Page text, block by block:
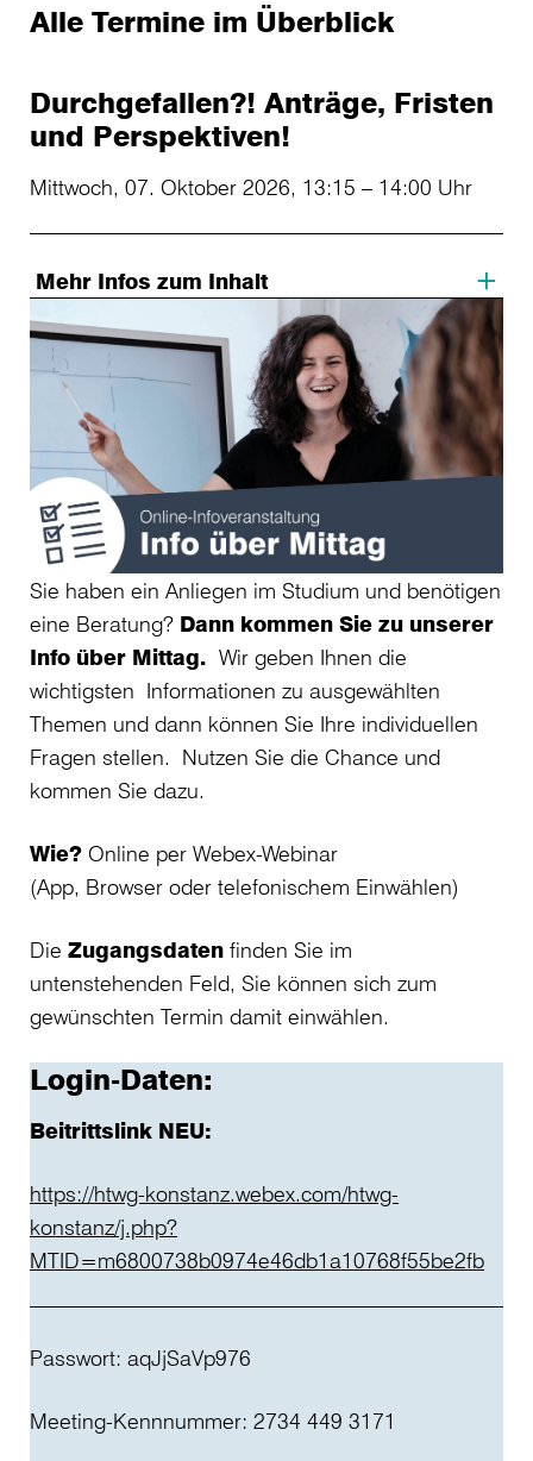
Alle Termine im Überblick
Durchgefallen?! Anträge, Fristen
und Perspektiven!
Mittwoch, 07. Oktober 2026, 13:15 – 14:00 Uhr
Mehr Infos zum Inhalt
Sie haben ein Anliegen im Studium und benötigen
eine Beratung? Dann kommen Sie zu unserer
Info über Mittag. Wir geben Ihnen die
wichtigsten Informationen zu ausgewählten
Themen und dann können Sie Ihre individuellen
Fragen stellen. Nutzen Sie die Chance und
kommen Sie dazu.
Wie? Online per Webex-Webinar
(App, Browser oder telefonischem Einwählen)
Die Zugangsdaten finden Sie im
untenstehenden Feld, Sie können sich zum
gewünschten Termin damit einwählen.
Login-Daten:
Beitrittslink NEU:
https://htwg-konstanz.webex.com/htwg-
konstanz/j.php?
MTID=m6800738b0974e46db1a10768f55be2fb
Passwort: aqJjSaVp976
Meeting-Kennnummer: 2734 449 3171